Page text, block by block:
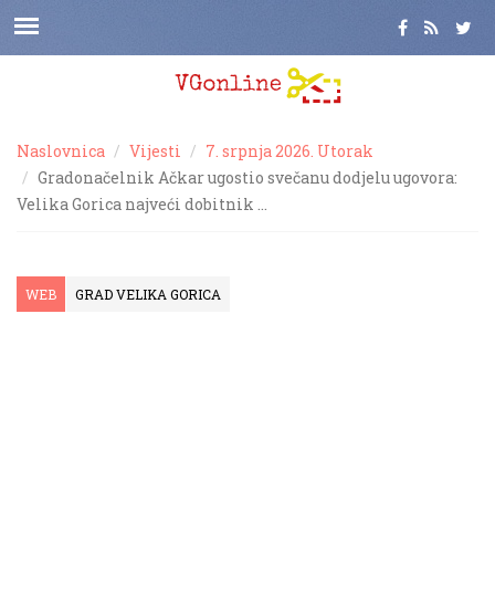
Naslovnica Vijesti
7. srpnja 2026. Utorak
Gradonačelnik Ačkar ugostio svečanu dodjelu ugovora:
Velika Gorica najveći dobitnik …
WEB GRAD VELIKA GORICA